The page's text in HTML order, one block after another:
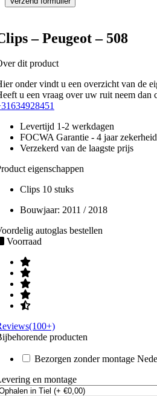
– Peugeot – 508
dit product
onder vindt u een overzicht van de
u een vraag over uw ruit neem dan
Levertijd 1-2 werkdagen
FOCWA Garantie - 4 jaar zekerheid
Verzekerd van de laagste prijs
eigenschappen
Clips 10 stuks
Bouwjaar: 2011 / 2018
autoglas bestellen
Voorraad
producten
Bezorgen zonder montage
en montage